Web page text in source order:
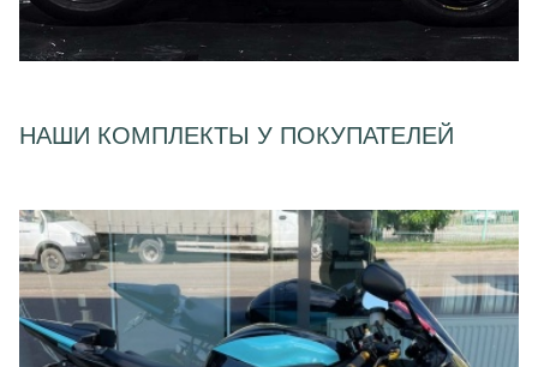
НАШИ КОМПЛЕКТЫ У ПОКУПАТЕЛЕЙ